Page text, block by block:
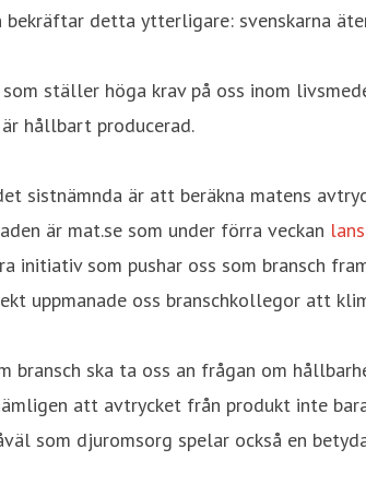
bekräftar detta ytterligare: svenskarna
ställer höga krav på oss inom
hållbart producerad.
sistnämnda är att beräkna matens
är mat.se som under förra veckan
initiativ som pushar oss som bransch
uppmanade oss branschkollegor att
bransch ska ta oss an frågan om
att avtrycket från produkt inte
som djuromsorg spelar också en